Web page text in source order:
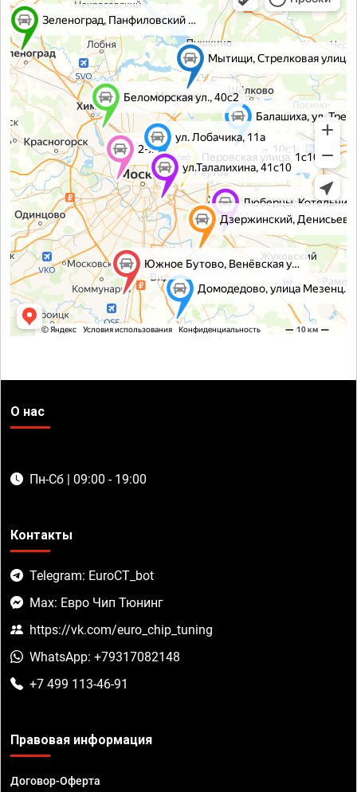
О нас
Пн-Сб | 09:00 - 19:00
Контакты
Telegram: EuroCT_bot
Max: Евро Чип Тюнинг
https://vk.com/euro_chip_tuning
WhatsApp: +79317082148
+7 499 113-46-91
Правовая информация
Договор-Оферта